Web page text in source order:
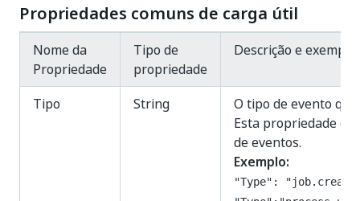
Propriedades comuns de carga útil
Nome da
Propriedade
Tipo de
propriedade
Descrição e exemplo
Tipo String
O tipo de evento
Esta propriedade é
de eventos.
Exemplo:
"Type":